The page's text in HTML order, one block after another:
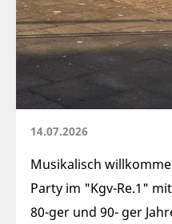
14.07.2026
Musikalisch
Party im "Kgv-Re.1"
80-ger und 90- ger